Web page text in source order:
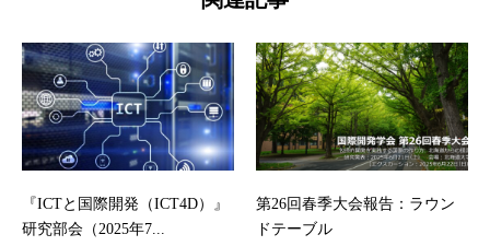
『ICTと国際開発（ICT4D）』
研究部会（2025年7...
第26回春季大会報告：ラウン
ドテーブル